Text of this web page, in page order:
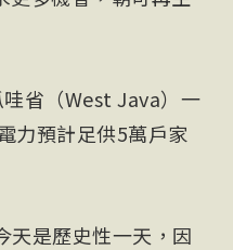
省（West Java）一
力預計足供5萬戶家
是歷史性一天，因